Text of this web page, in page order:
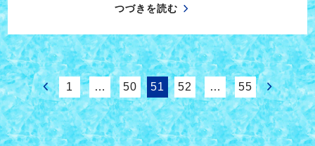
つづきを読む
1 … 50 51 52 … 55